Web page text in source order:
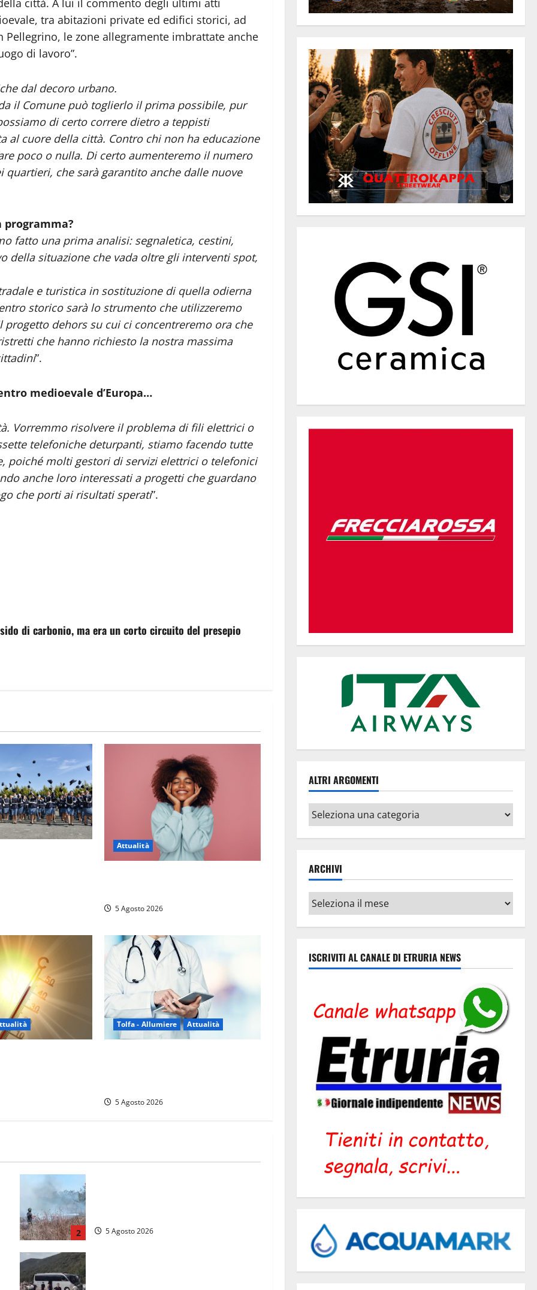
tra abitazioni private ed edifici storici, ad
Pellegrino, le zone allegramente imbrattate anche
di lavoro”.
dal decoro urbano.
il Comune può toglierlo il prima possibile, pur
di certo correre dietro a teppisti
al cuore della città. Contro chi non ha educazione
poco o nulla. Di certo aumenteremo il numero
che sarà garantito anche dalle nuove
fatto una prima analisi: segnaletica, cestini,
della situazione che vada oltre gli interventi spot,
e turistica in sostituzione di quella odierna
storico sarà lo strumento che utilizzeremo
dehors su cui ci concentreremo ora che
che hanno richiesto la nostra massima
”.
medioevale d’Europa…
Vorremmo risolvere il problema di fili elettrici o
telefoniche deturpanti, stiamo facendo tutte
poiché molti gestori di servizi elettrici o telefonici
anche loro interessati a progetti che guardano
che porti ai risultati sperati”.
di carbonio, ma era un corto circuito del presepio
Attualità
5 Agosto 2026
Tolfa - Allumiere Attualità
5 Agosto 2026
2 5 Agosto 2026
ALTRI ARGOMENTI
Altri
argomenti
ARCHIVI
Archivi
ISCRIVITI AL CANALE DI ETRURIA NEWS